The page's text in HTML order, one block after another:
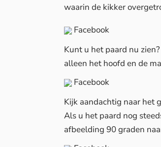
waarin de kikker
Facebook
Kunt u het paard nu
alleen het hoofd en de
Facebook
Kijk aandachtig naar het
Als u het paard nog
afbeelding 90 graden